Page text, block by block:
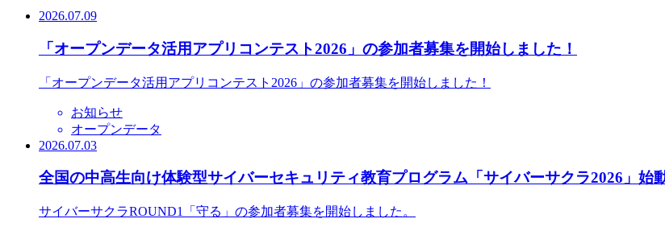
2026.07.09
「オープンデータ活用アプリコンテスト2026」の参加者募集を開始しました！
「オープンデータ活用アプリコンテスト2026」の参加者募集を開始しました！
お知らせ
オープンデータ
2026.07.03
全国の中高生向け体験型サイバーセキュリティ教育プログラム「サイバーサクラ2026」始
サイバーサクラROUND1「守る」の参加者募集を開始しました。